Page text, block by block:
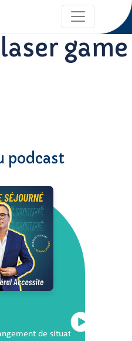
laser game
podcast
de situation